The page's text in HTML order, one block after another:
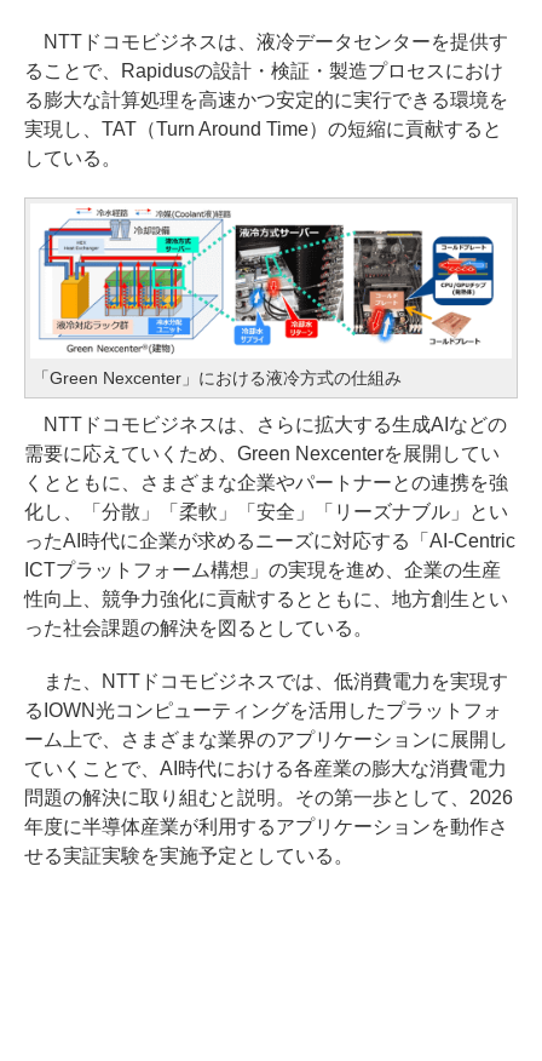
NTTドコモビジネスは、液冷データセンターを提供す
ることで、Rapidusの設計・検証・製造プロセスにおけ
る膨大な計算処理を高速かつ安定的に実行できる環境を
実現し、TAT（Turn Around Time）の短縮に貢献すると
している。
「Green Nexcenter」における液冷方式の仕組み
NTTドコモビジネスは、さらに拡大する生成AIなどの
需要に応えていくため、Green Nexcenterを展開してい
くとともに、さまざまな企業やパートナーとの連携を強
化し、「分散」「柔軟」「安全」「リーズナブル」とい
ったAI時代に企業が求めるニーズに対応する「AI-Centric
ICTプラットフォーム構想」の実現を進め、企業の生産
性向上、競争力強化に貢献するとともに、地方創生とい
った社会課題の解決を図るとしている。
また、NTTドコモビジネスでは、低消費電力を実現す
るIOWN光コンピューティングを活用したプラットフォ
ーム上で、さまざまな業界のアプリケーションに展開し
ていくことで、AI時代における各産業の膨大な消費電力
問題の解決に取り組むと説明。その第一歩として、2026
年度に半導体産業が利用するアプリケーションを動作さ
せる実証実験を実施予定としている。